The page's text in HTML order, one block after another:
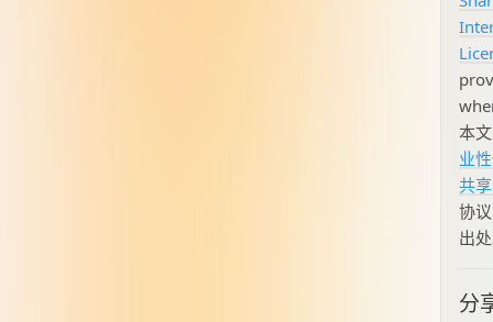
本
业
共
协
出
分